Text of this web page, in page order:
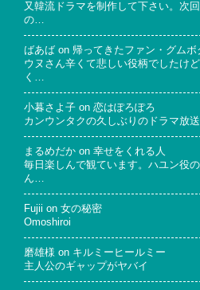
又韓流ドラマを制作して下さい。次
の…
ばあば on 帰ってきたファン・グムボ
ウヌさん辛くて悲しい役柄でしたけ
く…
小暮さよ子 on 恋はぽろぽろ
カンウンタクの久しぶりのドラマ放
まるめだか on 幸せをくれる人
毎日楽しんで観ています。ハユン役
ん…
Fujii on 女の秘密
Omoshiroi
磨雄様 on キルミーヒールミー
主人公のギャップがヤバイ